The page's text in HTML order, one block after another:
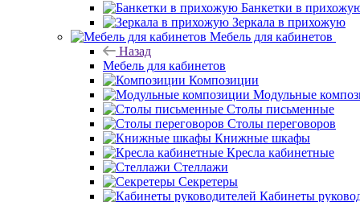
Банкетки в
Зеркала в прихожую
Мебель для кабинетов
Назад
Мебель для кабинетов
Композиции
Модульные
Столы письменные
Столы переговоров
Книжные шкафы
Кресла кабинетные
Стеллажи
Секретеры
Кабинеты